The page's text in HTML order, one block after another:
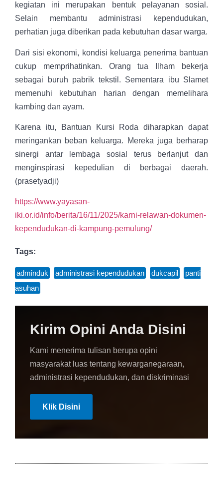
kegiatan ini merupakan bentuk pelayanan sosial.
Selain membantu administrasi kependudukan,
perhatian juga diberikan pada kebutuhan dasar warga.
Dari sisi ekonomi, kondisi keluarga penerima bantuan
cukup memprihatinkan. Orang tua Ilham bekerja
sebagai buruh pabrik tekstil. Sementara ibu Slamet
memenuhi kebutuhan harian dengan memelihara
kambing dan ayam.
Karena itu, Bantuan Kursi Roda diharapkan dapat
meringankan beban keluarga. Mereka juga berharap
sinergi antar lembaga sosial terus berlanjut dan
menginspirasi kepedulian di berbagai daerah.
(prasetyadji)
https://www.yayasan-
iki.or.id/info/berita/16/11/2025/karni-relawan-dokumen-
kependudukan-di-kampung-pemulung/
Tags:
adminduk administrasi kependudukan dukcapil
panti
asuhan
Kirim Opini Anda Disini
Kami menerima tulisan berupa opini
masyarakat luas tentang kewarganegaraan,
administrasi kependudukan, dan diskriminasi
Klik Disini